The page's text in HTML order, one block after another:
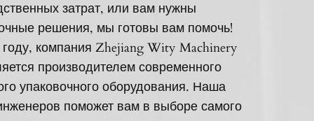
затрат, или вам нужны
решения, мы готовы вам помочь!
компания Zhejiang Wity Machinery
производителем современного
упаковочного оборудования. Наша
поможет вам в выборе самого